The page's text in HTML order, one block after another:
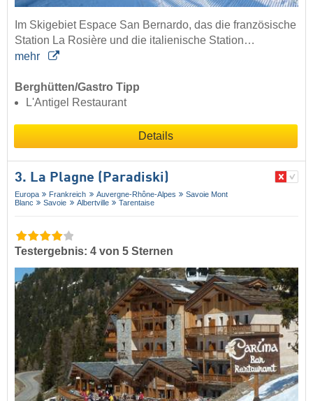
Im Skigebiet Espace San Bernardo, das die französische
Station La Rosière und die italienische Station…
mehr
Berghütten/Gastro Tipp
L'Antigel Restaurant
Details
3. La Plagne (Paradiski)
Europa Frankreich Auvergne-Rhône-Alpes
Savoie Mont
Blanc
Savoie Albertville Tarentaise
Testergebnis: 4 von 5 Sternen